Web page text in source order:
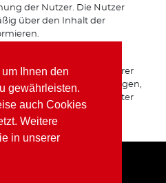
Ihnen den
gewährleisten.
auch Cookies
Weitere
in unserer
der Nutzer. Die Nutzer
über den Inhalt der
oder Nutzung Ihrer
Auskünften, Berichtigungen,
sowie Widerruf erteilter
bitte an unsere(n)
Apothekeninhaber(in).